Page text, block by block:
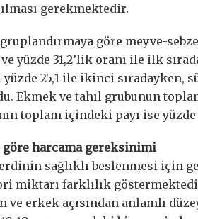
gerekmektedir.
göre meyve-
yüzde 31,2’lik oranı ile ilk
25,1 ile ikinci sıradayken,
Ekmek ve tahıl grubunun
toplam içindeki payı ise yüzde
harcama gereksinimi
sağlıklı beslenmesi için
miktarı farklılık
ve erkek açısından anlamlı